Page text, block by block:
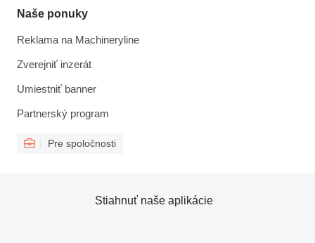
Naše ponuky
Reklama na Machineryline
Zverejniť inzerát
Umiestniť banner
Partnerský program
Pre spoločnosti
Stiahnuť naše aplikácie